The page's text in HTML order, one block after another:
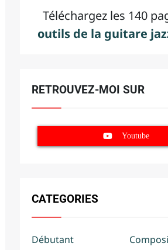
Téléchargez les 140
outils de la guitare
RETROUVEZ-MOI SUR
Youtube
CATEGORIES
Débutant